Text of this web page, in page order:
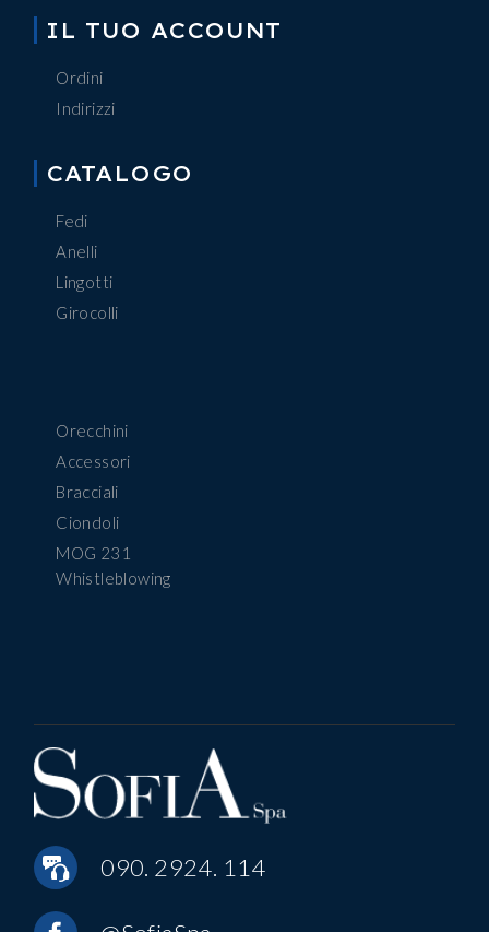
IL TUO ACCOUNT
Ordini
Indirizzi
CATALOGO
Fedi
Anelli
Lingotti
Girocolli
Orecchini
Accessori
Bracciali
Ciondoli
MOG 231
Whistleblowing
090. 2924. 114